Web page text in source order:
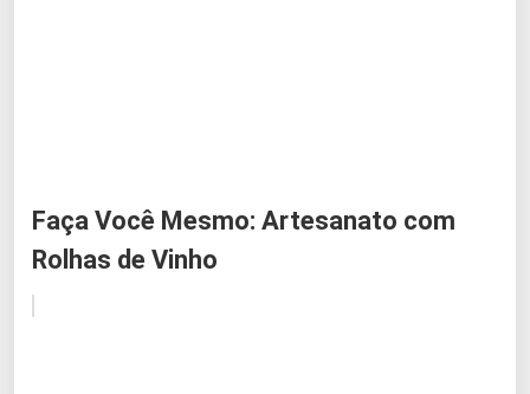
Faça Você Mesmo: Artesanato com
Rolhas de Vinho